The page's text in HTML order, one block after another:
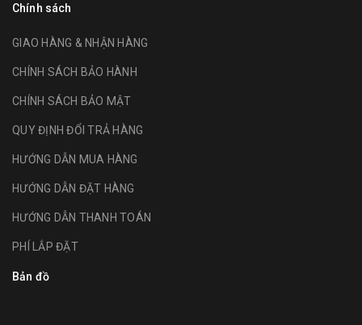
Chính sách
GIAO HÀNG & NHẬN HÀNG
CHÍNH SÁCH BẢO HÀNH
CHÍNH SÁCH BẢO MẬT
QUY ĐỊNH ĐỔI TRẢ HÀNG
HƯỚNG DẪN MUA HÀNG
HƯỚNG DẪN ĐẶT HÀNG
HƯỚNG DẪN THANH TOÁN
PHÍ LẮP ĐẶT
Bản đồ